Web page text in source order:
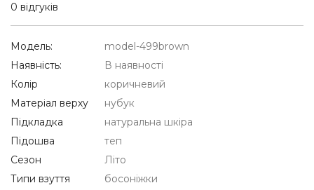
0 відгуків
Модель:
model-499brown
Наявність:
В наявності
Колір
коричневий
Матеріал верху
нубук
Підкладка
натуральна шкіра
Підошва
теп
Сезон
Літо
Типи взуття
босоніжки